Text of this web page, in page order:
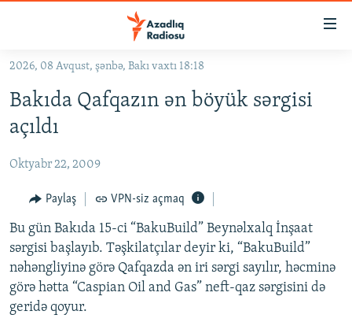
Əsas
qayıt
Əsas
naviqasiyaya
qayıt
KORRUPSIOMETR
#ƏSLINDƏ
FƏRQƏ BAX
QANUNI DOĞRU
ARAŞDIRMA
MULTIMEDIA
VIDEO
RADIO ARXIV
2026, 08 Avqust, şənbə, Bakı vaxtı 18:18
Bakıda Qafqazın ən böyük sərgisi
açıldı
Oktyabr 22, 2009
Paylaş VPN-siz açmaq
Bu gün Bakıda 15-ci “BakuBuild” Beynəlxalq İnşaat
sərgisi başlayıb. Təşkilatçılar deyir ki, “BakuBuild”
nəhəngliyinə görə Qafqazda ən iri sərgi sayılır, həcminə
görə hətta “Caspian Oil and Gas” neft-qaz sərgisini də
geridə qoyur.